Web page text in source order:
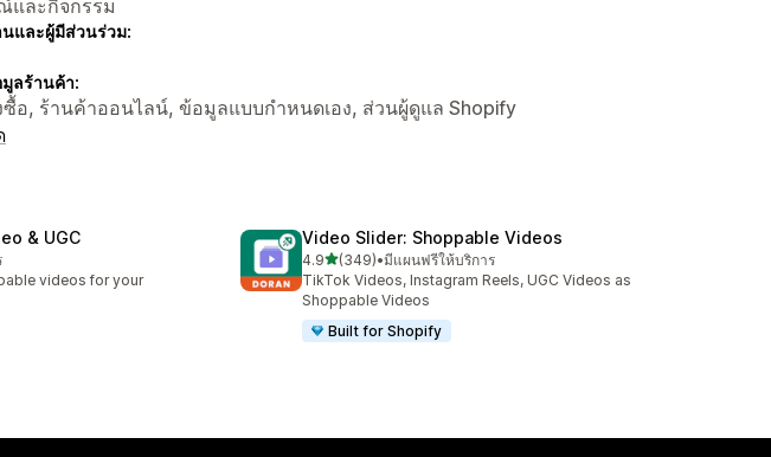
และกิจกรรม
และผู้มีส่วนร่วม:
ลร้านค้า:
อ, ร้านค้าออนไลน์, ข้อมูลแบบกำหนดเอง, ส่วนผู้ดูแล Shopify
& UGC
videos for your
Video Slider: Shoppable Videos
4.9เต็ม 5 ดาว
(349)
ทั้งหมด 349 รีวิว
•มีแผนฟรีให้บริการ
TikTok Videos, Instagram Reels, UGC Videos as
Shoppable Videos
Built for Shopify